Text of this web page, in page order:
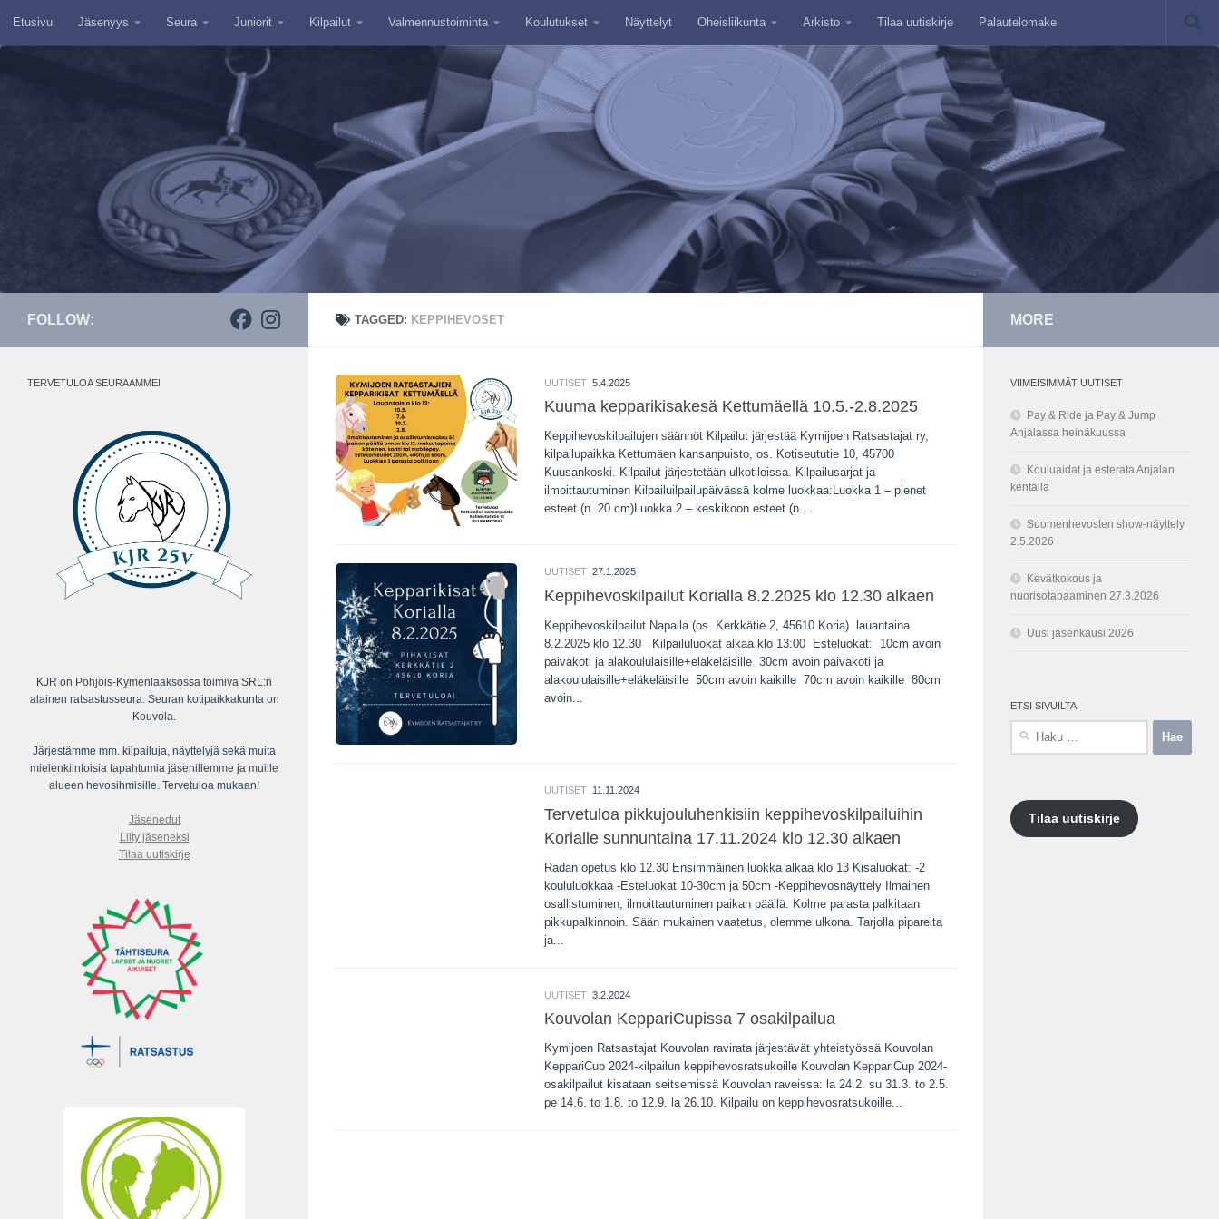
Skip to content
Etusivu Jäsenyys Seura Juniorit Kilpailut Valmennustoiminta Koulutukset Näyttelyt Oheisliikunta Arkisto Tilaa uutiskirje Palautelomake
TAGGED: KEPPIHEVOSET
UUTISET 5.4.2025
Kuuma kepparikisakesä Kettumäellä 10.5.-2.8.2025
Keppihevoskilpailujen säännöt Kilpailut järjestää Kymijoen Ratsastajat ry,
kilpailupaikka Kettumäen kansanpuisto, os. Kotiseututie 10, 45700
Kuusankoski. Kilpailut järjestetään ulkotiloissa. Kilpailusarjat ja
ilmoittautuminen Kilpailuilpailupäivässä kolme luokkaa:Luokka 1 – pienet
esteet (n. 20 cm)Luokka 2 – keskikoon esteet (n....
UUTISET 27.1.2025
Keppihevoskilpailut Korialla 8.2.2025 klo 12.30 alkaen
Keppihevoskilpailut Napalla (os. Kerkkätie 2, 45610 Koria) lauantaina
8.2.2025 klo 12.30 Kilpailuluokat alkaa klo 13:00 Esteluokat: 10cm avoin
päiväkoti ja alakoululaisille+eläkeläisille 30cm avoin päiväkoti ja
alakoululaisille+eläkeläisille 50cm avoin kaikille 70cm avoin kaikille 80cm
avoin...
UUTISET 11.11.2024
Tervetuloa pikkujouluhenkisiin keppihevoskilpailuihin
Korialle sunnuntaina 17.11.2024 klo 12.30 alkaen
Radan opetus klo 12.30 Ensimmäinen luokka alkaa klo 13 Kisaluokat: -2
koululuokkaa -Esteluokat 10-30cm ja 50cm -Keppihevosnäyttely Ilmainen
osallistuminen, ilmoittautuminen paikan päällä. Kolme parasta palkitaan
pikkupalkinnoin. Sään mukainen vaatetus, olemme ulkona. Tarjolla pipareita
ja...
UUTISET 3.2.2024
Kouvolan KeppariCupissa 7 osakilpailua
Kymijoen Ratsastajat Kouvolan ravirata järjestävät yhteistyössä Kouvolan
KeppariCup 2024-kilpailun keppihevosratsukoille Kouvolan KeppariCup 2024-
osakilpailut kisataan seitsemissä Kouvolan raveissa: la 24.2. su 31.3. to 2.5.
pe 14.6. to 1.8. to 12.9. la 26.10. Kilpailu on keppihevosratsukoille...
FOLLOW:
TERVETULOA SEURAAMME!
KJR on Pohjois-Kymenlaaksossa toimiva SRL:n
alainen ratsastusseura. Seuran kotipaikkakunta on
Kouvola.
Järjestämme mm. kilpailuja, näyttelyjä sekä muita
mielenkiintoisia tapahtumia jäsenillemme ja muille
alueen hevosihmisille. Tervetuloa mukaan!
Jäsenedut
Liity jäseneksi
Tilaa uutiskirje
MORE
VIIMEISIMMÄT UUTISET
Pay & Ride ja Pay & Jump
Anjalassa heinäkuussa
Kouluaidat ja esterata Anjalan
kentällä
Suomenhevosten show-näyttely
2.5.2026
Kevätkokous ja
nuorisotapaaminen 27.3.2026
Uusi jäsenkausi 2026
ETSI SIVUILTA
Tilaa uutiskirje